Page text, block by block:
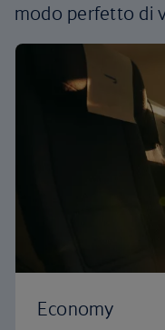
modo perfetto di
Economy